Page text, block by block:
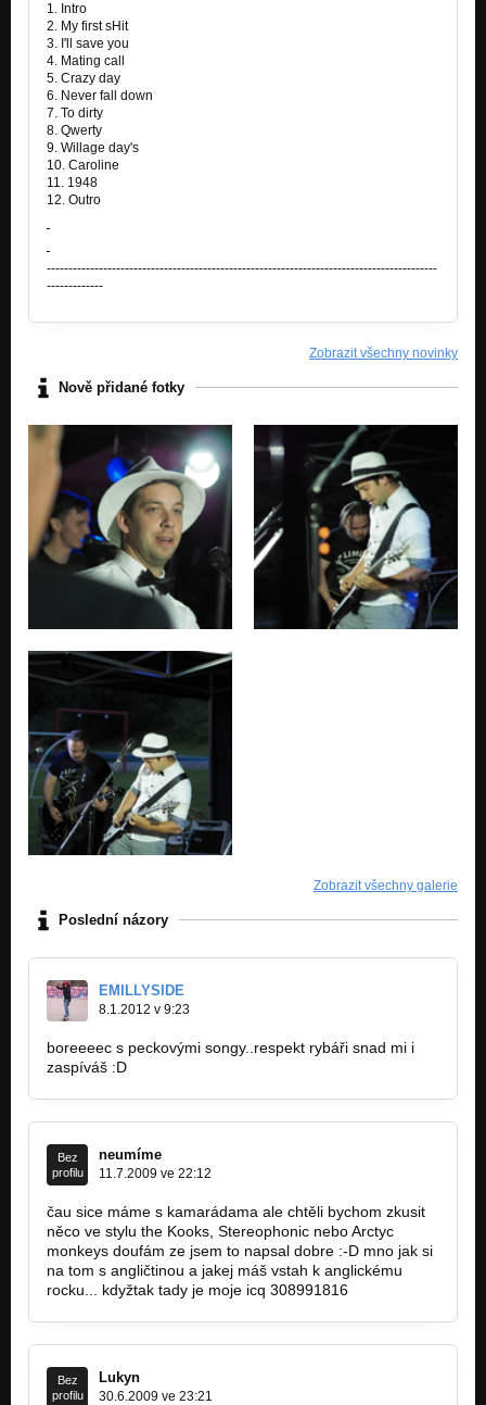
1. Intro
2. My first sHit
3. I'll save you
4. Mating call
5. Crazy day
6. Never fall down
7. To dirty
8. Qwerty
9. Willage day's
10. Caroline
11. 1948
12. Outro
------------------------------------------------------------------------------------------
-------------
Zobrazit všechny novinky
Nově přidané fotky
Zobrazit všechny galerie
Poslední názory
EMILLYSIDE
8.1.2012 v 9:23
boreeeec s peckovými songy..respekt rybáři snad mi i
zaspíváš :D
Bez
profilu
neumíme
11.7.2009 ve 22:12
čau sice máme s kamarádama ale chtěli bychom zkusit
něco ve stylu the Kooks, Stereophonic nebo Arctyc
monkeys doufám ze jsem to napsal dobre :-D mno jak si
na tom s angličtinou a jakej máš vstah k anglickému
rocku... kdyžtak tady je moje icq 308991816
Bez
profilu
Lukyn
30.6.2009 ve 23:21